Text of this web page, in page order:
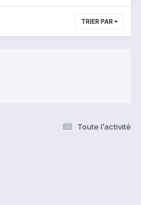
TRIER PAR
Toute l’activité